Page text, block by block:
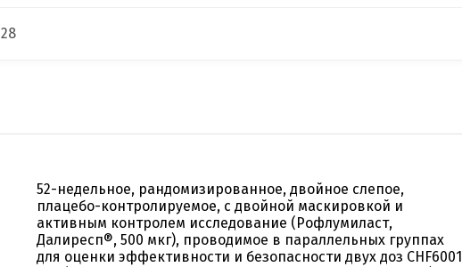
28
52-недельное, рандомизированное, двойное слепое,
плацебо-контролируемое, с двойной маскировкой и
активным контролем исследование (Рофлумиласт,
Далиресп®, 500 мкг), проводимое в параллельных группах
для оценки эффективности и безопасности двух доз CHF6001